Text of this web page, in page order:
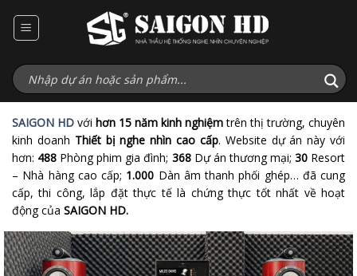
qua
dung
SAIGON HD với hơn 15 năm kinh nghiệmtrên thị trường, chuyên
kinh doanh Thiết bị nghe nhìn cao cấp. Website dự án này với
hơn: 488 Phòng phim gia đình; 368Dự án thương mại; 30Resort
– Nhà hàng cao cấp; 1.000 Dàn âm thanh phối ghép… đã cung
cấp, thi công, lắp đặt thực tế là chứng thực tốt nhất về hoạt
động của SAIGON HD.